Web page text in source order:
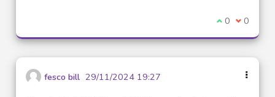
Je suis
0 Je ne
0
fesco bill 29/11/2024 19:27